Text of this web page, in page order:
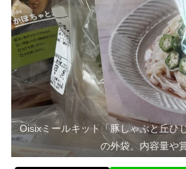
Oisixミールキット「豚しゃぶと丘ひ
の外袋。内容量や